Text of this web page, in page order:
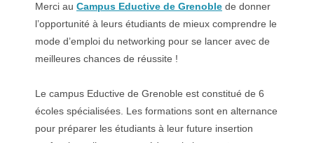
Merci au Campus Eductive de Grenoble de donner
l’opportunité à leurs étudiants de mieux comprendre le
mode d’emploi du networking pour se lancer avec de
meilleures chances de réussite !
Le campus Eductive de Grenoble est constitué de 6
écoles spécialisées. Les formations sont en alternance
pour préparer les étudiants à leur future insertion